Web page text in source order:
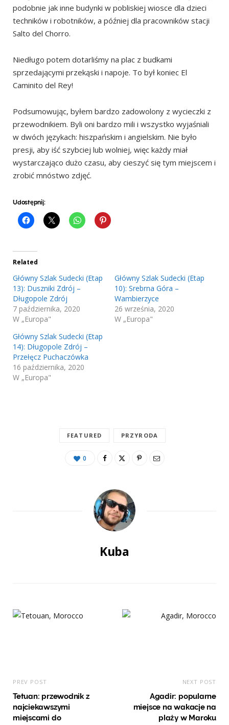
podobnie jak inne budynki w pobliskiej wiosce dla dzieci
techników i robotników, a później dla pracowników stacji
Salto del Chorro.
Niedługo potem dotarliśmy na plac z budkami
sprzedającymi przekąski i napoje. To był koniec El
Caminito del Rey!
Podsumowując, byłem bardzo zadowolony z wycieczki z
przewodnikiem. Byli oni bardzo mili i wszystko wyjaśniali
w dwóch językach: hiszpańskim i angielskim. Nie było
presji, aby iść szybciej lub wolniej, więc każdy miał
wystarczająco dużo czasu, aby cieszyć się tym miejscem i
zrobić mnóstwo zdjęć.
Udostępnij:
Related
Główny Szlak Sudecki (Etap
13): Duszniki Zdrój –
Długopole Zdrój
7 października, 2020
W „Europa"
Główny Szlak Sudecki (Etap
10): Srebrna Góra –
Wambierzyce
26 września, 2020
W „Europa"
Główny Szlak Sudecki (Etap
14): Długopole Zdrój –
Przełęcz Puchaczówka
16 października, 2020
W „Europa"
FEATURED PRZYRODA
0
Kuba
PREV POST
Tetuan: przewodnik z
najciekawszymi
miejscami do
NEXT POST
Agadir: popularne
miejsce na wakacje na
plaży w Maroku